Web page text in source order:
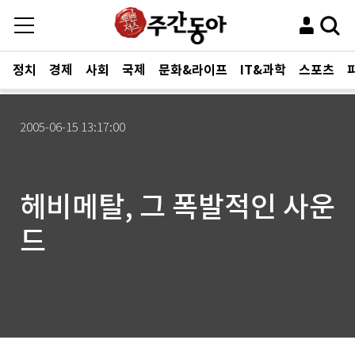
정치 경제 사회 국제 문화&라이프 IT&과학 스포츠
2005-06-15 13:17:00
헤비메탈, 그 폭발적인 사운
드